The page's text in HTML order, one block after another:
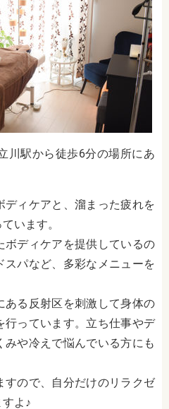
川駅から徒歩6分の場所にあ
ディケアと、溜まった疲れを
います。
ボディケアを提供しているの
スパなど、多彩なメニューを
ある反射区を刺激して身体の
行っています。立ち仕事やデ
や冷えで悩んでいる方にも
すので、自分だけのリラクゼ
よ♪